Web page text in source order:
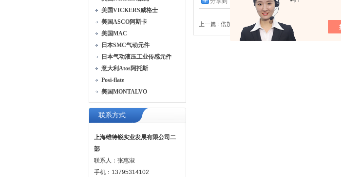
美国VICKERS威格士
美国ASCO阿斯卡
美国MAC
日本SMC气动元件
日本气动液压工业传感元件
意大利Atos阿托斯
Posi-flate
美国MONTALVO
联系方式
上海维特锐实业发展有限公司二
部
联系人：张惠淑
手机：13795314102
上一篇 : 倍加福NBB15系列传感器技术文章